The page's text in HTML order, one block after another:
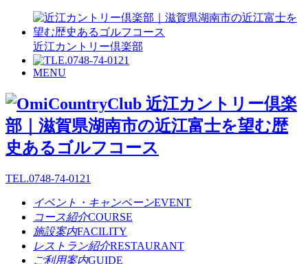
近江カントリー倶楽部
MENU
TEL.0748-74-0121
イベント・キャンペーンEVENT
コース紹介COURSE
施設案内FACILITY
レストラン紹介RESTAURANT
ご利用案内GUIDE